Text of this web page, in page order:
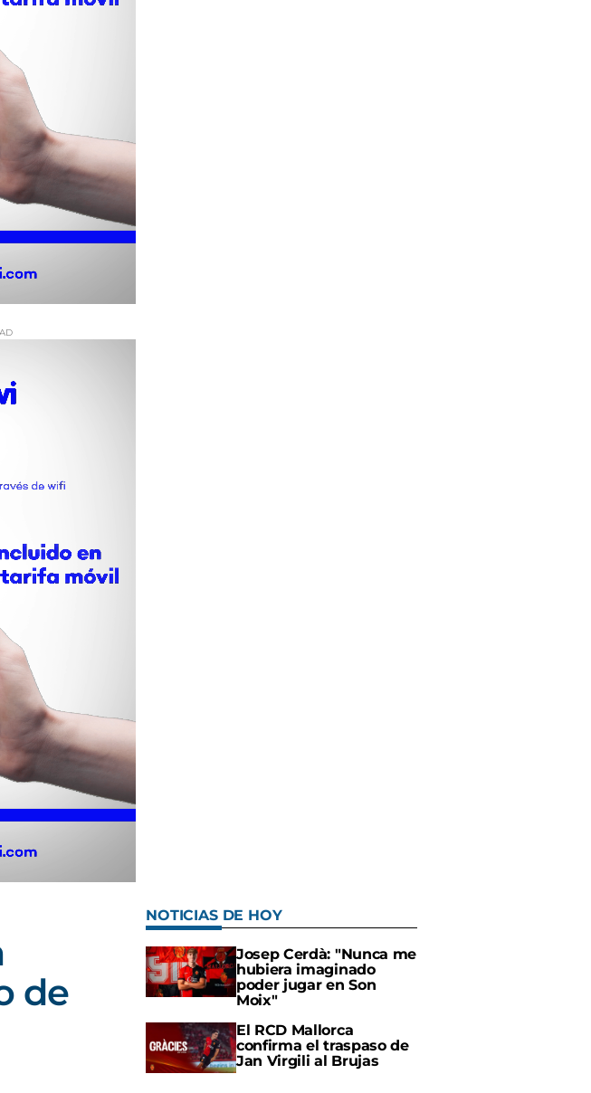
de
NOTICIAS DE HOY
Josep Cerdà: "Nunca me
hubiera imaginado
poder jugar en Son
Moix"
El RCD Mallorca
confirma el traspaso de
Jan Virgili al Brujas